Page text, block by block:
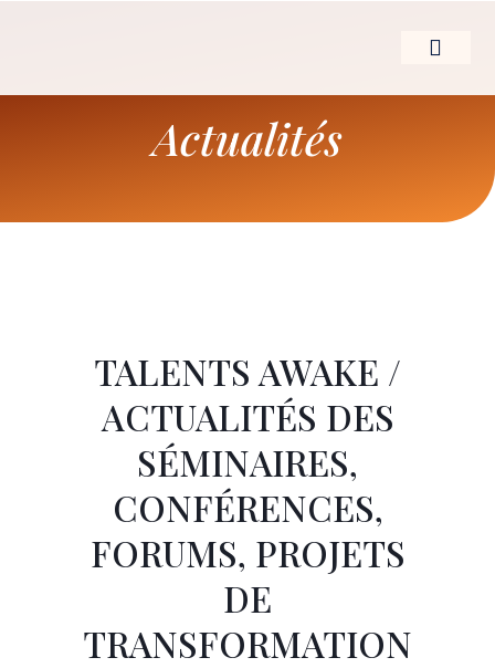
Actualités
TALENTS AWAKE /
ACTUALITÉS DES
SÉMINAIRES,
CONFÉRENCES,
FORUMS, PROJETS
DE
TRANSFORMATION